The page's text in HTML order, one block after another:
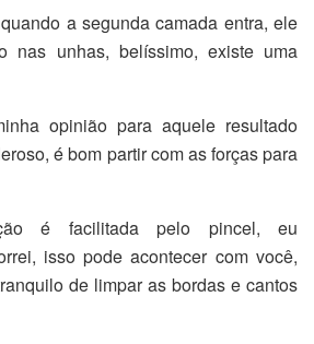
a segunda camada entra, ele
nas unhas, belíssimo, existe uma
opinião para aquele resultado
é bom partir com as forças para
é facilitada pelo pincel, eu
isso pode acontecer com você,
de limpar as bordas e cantos